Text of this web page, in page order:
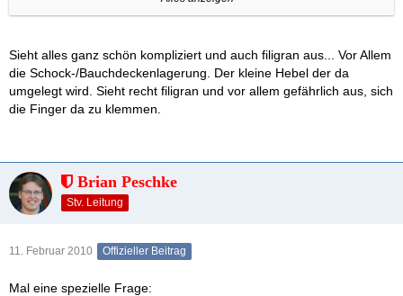
und in Verwendung.
Aber was die da so bauen - da braucht man ja fast ein Studium,
um die Dinger zu bedienen
(schaut euch mal die Videos auf
der Seite über die 2000MA an!) Sieht alles recht toll aus, würde
gerne mal so´n Ding testen...
Sieht alles ganz schön kompliziert und auch filigran aus... Vor Allem
die Schock-/Bauchdeckenlagerung. Der kleine Hebel der da
umgelegt wird. Sieht recht filigran und vor allem gefährlich aus, sich
die Finger da zu klemmen.
Brian Peschke
Stv. Leitung
11. Februar 2010 Offizieller Beitrag
Mal eine spezielle Frage: